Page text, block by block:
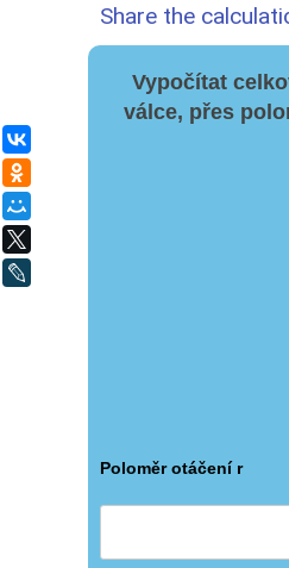
Share the
Vypočítat
válce, přes
Poloměr otáčení r